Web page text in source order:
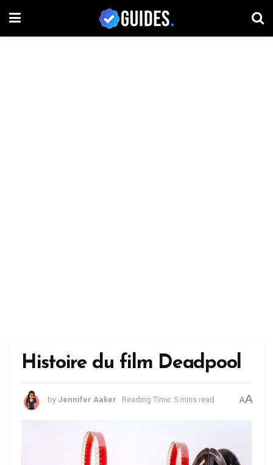
Histoire du film Deadpool
by Jennifer Aaker Reading Time: 5 mins read AA